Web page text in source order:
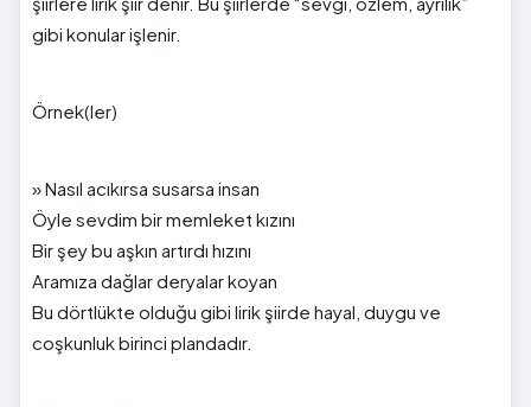
gibi konular işlenir.
Örnek(ler)
» Nasıl acıkırsa susarsa insan
Öyle sevdim bir memleket kızını
Bir şey bu aşkın artırdı hızını
Aramıza dağlar deryalar koyan
Bu dörtlükte olduğu gibi lirik şiirde hayal, duygu ve
coşkunluk birinci plandadır.